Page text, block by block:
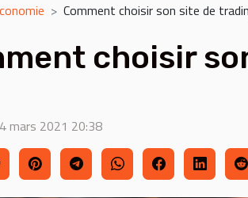
Comment choisir son site de
choisir
mars 2021 20:38